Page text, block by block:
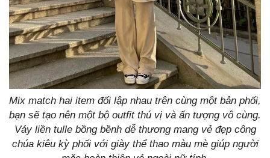
Mix match hai item đối lập nhau trên cùng một bản phối,
bạn sẽ tạo nên một bộ outfit thú vị và ấn tượng vô cùng.
Váy liền tulle bồng bềnh dễ thương mang vẻ đẹp công
chúa kiêu kỳ phối với giày thể thao màu mè giúp người